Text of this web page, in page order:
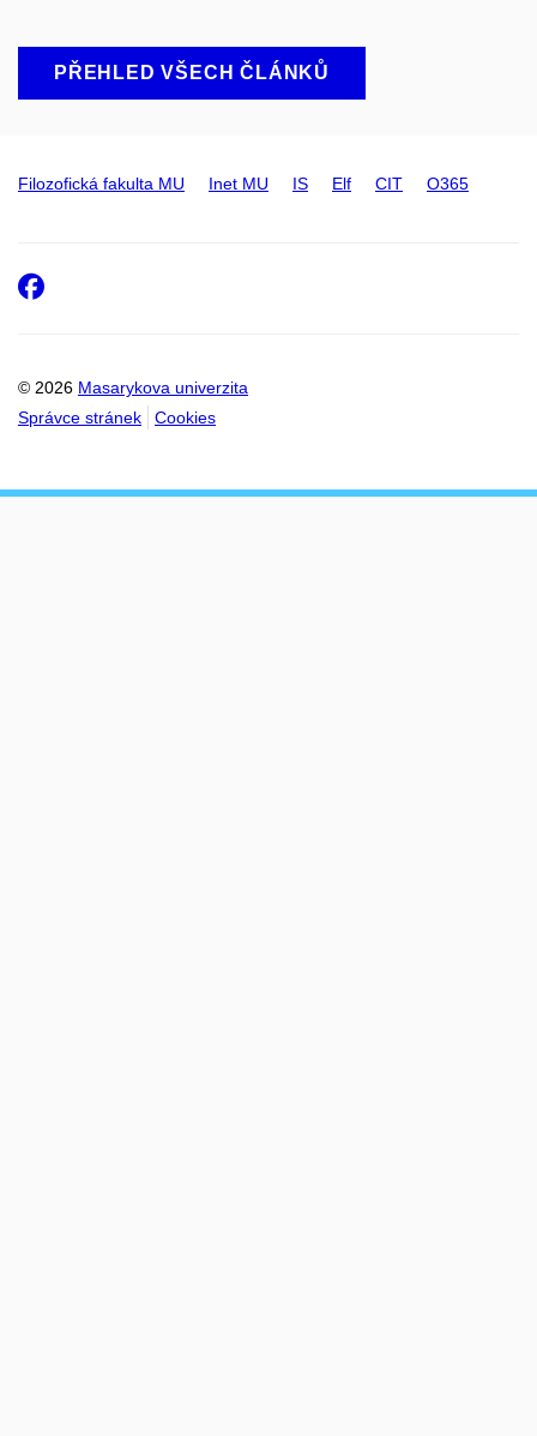
PŘEHLED VŠECH ČLÁNKŮ
Filozofická fakulta MU Inet MU IS Elf CIT O365
© 2026 Masarykova univerzita
Správce stránek
Cookies
Facebook